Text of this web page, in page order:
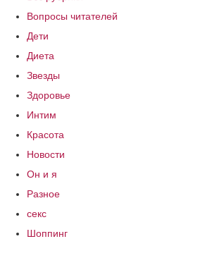
Вопросы читателей
Дети
Диета
Звезды
Здоровье
Интим
Красота
Новости
Он и я
Разное
секс
Шоппинг